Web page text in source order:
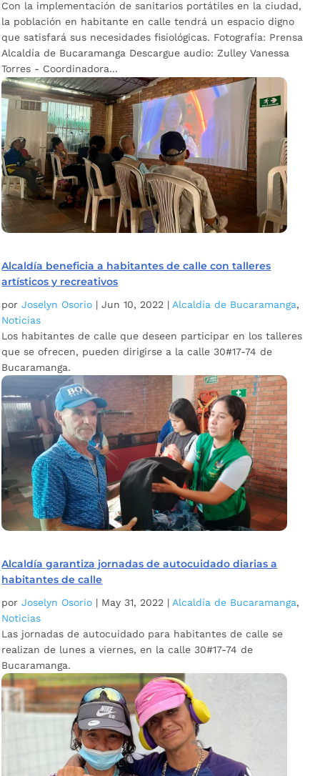
Con la implementación de sanitarios portátiles en la ciudad,
la población en habitante en calle tendrá un espacio digno
que satisfará sus necesidades fisiológicas. Fotografía: Prensa
Alcaldía de Bucaramanga Descargue audio: Zulley Vanessa
Torres - Coordinadora...
Alcaldía beneficia a habitantes de calle con talleres
artísticos y recreativos
porJoselyn Osorio |Jun 10, 2022 | Alcaldía de Bucaramanga,
Noticias
Los habitantes de calle que deseen participar en los talleres
que se ofrecen, pueden dirigirse a la calle 30#17-74 de
Bucaramanga.
Alcaldía garantiza jornadas de autocuidado diarias a
habitantes de calle
porJoselyn Osorio | May 31, 2022 | Alcaldía de Bucaramanga,
Noticias
Las jornadas de autocuidado para habitantes de calle se
realizan de lunes a viernes, en la calle 30#17-74 de
Bucaramanga.